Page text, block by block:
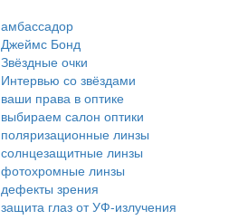
амбассадор
Джеймс Бонд
Звёздные очки
Интервью со звёздами
ваши права в оптике
выбираем салон оптики
поляризационные линзы
солнцезащитные линзы
фотохромные линзы
дефекты зрения
защита глаз от УФ-излучения